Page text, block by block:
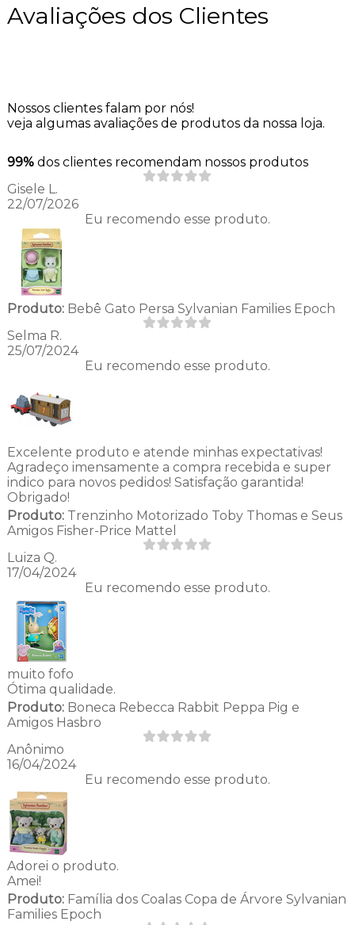
Avaliações dos Clientes
Nossos clientes falam por nós!
veja algumas avaliações de produtos da nossa loja.
99% dos clientes recomendam nossos produtos
Gisele L.
22/07/2026
Eu recomendo esse produto.
Produto:Bebê Gato Persa Sylvanian Families Epoch
Selma R.
25/07/2024
Eu recomendo esse produto.
Excelente produto e atende minhas expectativas!
Agradeço imensamente a compra recebida e super
indico para novos pedidos! Satisfação garantida!
Obrigado!
Produto:Trenzinho Motorizado Toby Thomas e Seus
Amigos Fisher-Price Mattel
Luiza Q.
17/04/2024
Eu recomendo esse produto.
muito fofo
Ótima qualidade.
Produto:Boneca Rebecca Rabbit Peppa Pig e
Amigos Hasbro
Anônimo
16/04/2024
Eu recomendo esse produto.
Adorei o produto.
Amei!
Produto:Família dos Coalas Copa de Árvore Sylvanian
Families Epoch